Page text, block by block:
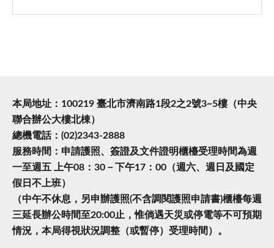
本局地址：100219 臺北市濟南路1段2之2號3~5樓（中央
聯合辦公大樓北棟）
總機電話：(02)2343-2888
服務時間：申請護照、簽證及文件證明櫃檯受理時間為週
一至週五 上午08：30－下午17：00（週六、週日及國定
假日不上班）
（中午不休息，另申辦護照(不含調閱護照申請書)櫃檯每週
三延長辦公時間至20:00止，惟倘遇天災或停電等不可預期
情況，本局得視狀況調整（或暫停）受理時間）。